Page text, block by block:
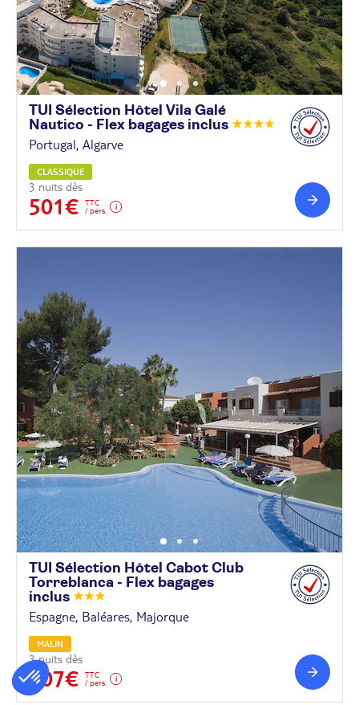
TUI Sélection Hôtel Vila Galé
Nautico - Flex bagages inclus
Portugal, Algarve
CLASSIQUE
3 nuits dès
501€
TTC
/ pers.
TUI Sélection Hôtel Cabot Club
Torreblanca - Flex bagages
inclus
Espagne, Baléares, Majorque
MALIN
3 nuits dès
507€
TTC
/ pers.